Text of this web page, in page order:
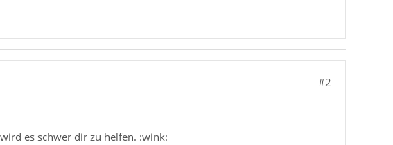
#2
es schwer dir zu helfen. :wink: